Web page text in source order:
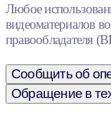
Любое
видеоматериалов
правообладателя
Сообщить об
Обращение в